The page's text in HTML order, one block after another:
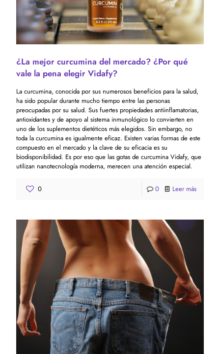
¿La mejor curcumina del mercado? ¿Por qué
vale la pena elegir Vidafy?
La curcumina, conocida por sus numerosos beneficios para la salud,
ha sido popular durante mucho tiempo entre las personas
preocupadas por su salud. Sus fuertes propiedades antiinflamatorias,
antioxidantes y de apoyo al sistema inmunológico lo convierten en
uno de los suplementos dietéticos más elegidos. Sin embargo, no
toda la curcumina es igualmente eficaz. Existen varias formas de este
compuesto en el mercado y la clave de su eficacia es su
biodisponibilidad. Es por eso que las gotas de curcumina Vidafy, que
utilizan nanotecnología moderna, merecen una atención especial.
0 0 Leer más